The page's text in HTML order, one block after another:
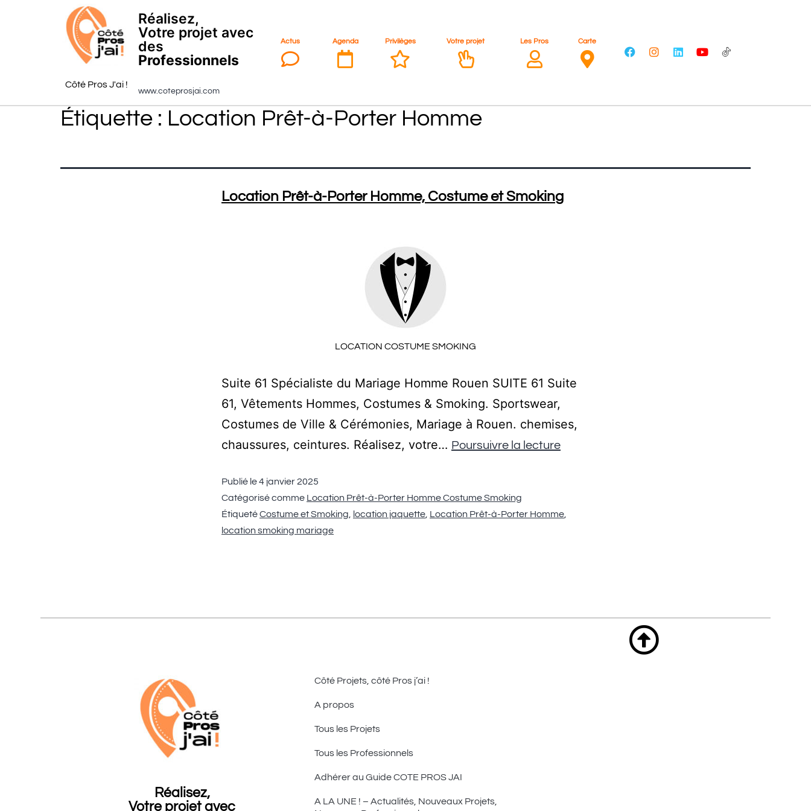
Côté Pros J'ai !
Réalisez,
Votre projet avec
des
Professionnels
www.coteprosjai.com
Actus Agenda Privilèges Votre projet Les Pros Carte
Étiquette : Location Prêt-à-Porter Homme
Location Prêt-à-Porter Homme, Costume et Smoking
LOCATION COSTUME SMOKING
Suite 61 Spécialiste du Mariage Homme Rouen SUITE 61 Suite
61, Vêtements Hommes, Costumes & Smoking. Sportswear,
Costumes de Ville & Cérémonies, Mariage à Rouen. chemises,
chaussures, ceintures. Réalisez, votre… Poursuivre la lecture
Publié le4 janvier 2025
Catégorisé comme Location Prêt-à-Porter Homme Costume Smoking
ÉtiquetéCostume et Smoking location jaquette Location Prêt-à-Porter Homme
location smoking mariage
Réalisez,
Votre projet avec
Côté Projets, côté Pros j’ai !
A propos
Tous les Projets
Tous les Professionnels
Adhérer au Guide COTE PROS JAI
A LA UNE ! – Actualités, Nouveaux Projets,